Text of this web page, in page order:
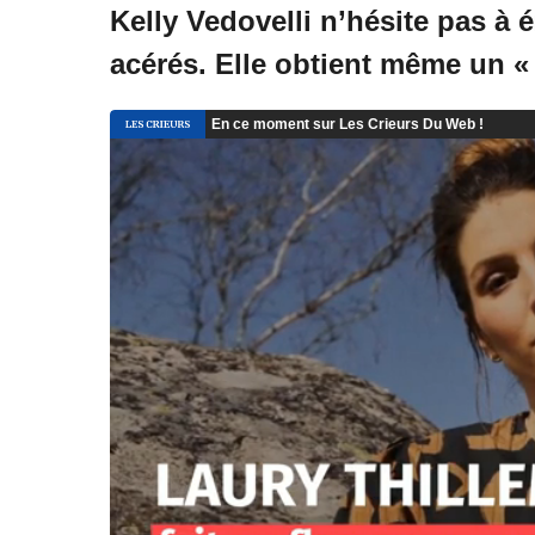
Kelly Vedovelli n’hésite pas à
acérés. Elle obtient même un